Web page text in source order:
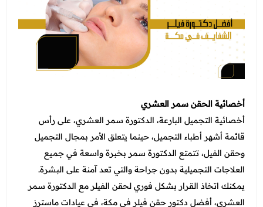
أخصائية الحقن سمر العشري
أخصائية التجميل البارعة، الدكتورة سمر العشري، على رأس
قائمة أشهر أطباء التجميل، حينما يتعلق الأمر بمجال التجميل
وحقن الفيل، تتمتع الدكتورة سمر بخبرة واسعة في جميع
العلاجات التجميلية بدون جراحة والتي تعد آمنة على البشرة.
يمكنك اتخاذ القرار بشكل فوري لحقن الفيلر مع الدكتورة سمر
العشري، أفضل دكتور حقن فيلر في مكة، في عيادات ماسترز